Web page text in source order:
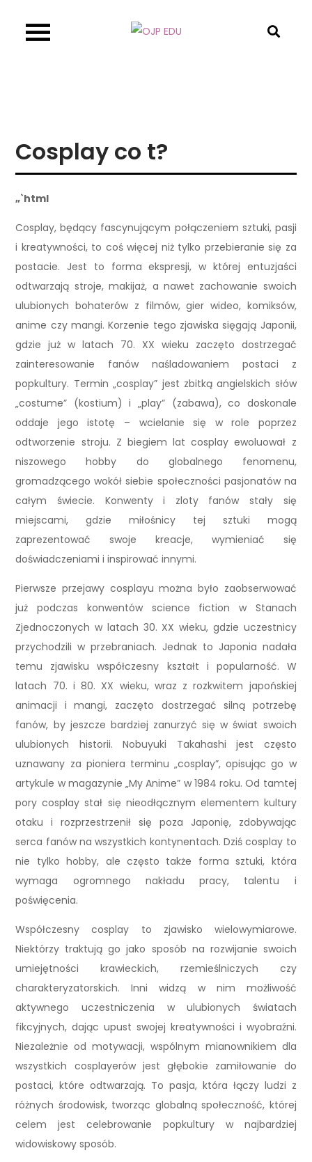
Cosplay co t?
„`html
Cosplay, będący fascynującym połączeniem sztuki, pasji
i kreatywności, to coś więcej niż tylko przebieranie się za
postacie. Jest to forma ekspresji, w której entuzjaści
odtwarzają stroje, makijaż, a nawet zachowanie swoich
ulubionych bohaterów z filmów, gier wideo, komiksów,
anime czy mangi. Korzenie tego zjawiska sięgają Japonii,
gdzie już w latach 70. XX wieku zaczęto dostrzegać
zainteresowanie fanów naśladowaniem postaci z
popkultury. Termin „cosplay” jest zbitką angielskich słów
„costume” (kostium) i „play” (zabawa), co doskonale
oddaje jego istotę – wcielanie się w role poprzez
odtworzenie stroju. Z biegiem lat cosplay ewoluował z
niszowego hobby do globalnego fenomenu,
gromadzącego wokół siebie społeczności pasjonatów na
całym świecie. Konwenty i zloty fanów stały się
miejscami, gdzie miłośnicy tej sztuki mogą
zaprezentować swoje kreacje, wymieniać się
doświadczeniami i inspirować innymi.
Pierwsze przejawy cosplayu można było zaobserwować
już podczas konwentów science fiction w Stanach
Zjednoczonych w latach 30. XX wieku, gdzie uczestnicy
przychodzili w przebraniach. Jednak to Japonia nadała
temu zjawisku współczesny kształt i popularność. W
latach 70. i 80. XX wieku, wraz z rozkwitem japońskiej
animacji i mangi, zaczęto dostrzegać silną potrzebę
fanów, by jeszcze bardziej zanurzyć się w świat swoich
ulubionych historii. Nobuyuki Takahashi jest często
uznawany za pioniera terminu „cosplay”, opisując go w
artykule w magazynie „My Anime” w 1984 roku. Od tamtej
pory cosplay stał się nieodłącznym elementem kultury
otaku i rozprzestrzenił się poza Japonię, zdobywając
serca fanów na wszystkich kontynentach. Dziś cosplay to
nie tylko hobby, ale często także forma sztuki, która
wymaga ogromnego nakładu pracy, talentu i
poświęcenia.
Współczesny cosplay to zjawisko wielowymiarowe.
Niektórzy traktują go jako sposób na rozwijanie swoich
umiejętności krawieckich, rzemieślniczych czy
charakteryzatorskich. Inni widzą w nim możliwość
aktywnego uczestniczenia w ulubionych światach
fikcyjnych, dając upust swojej kreatywności i wyobraźni.
Niezależnie od motywacji, wspólnym mianownikiem dla
wszystkich cosplayerów jest głębokie zamiłowanie do
postaci, które odtwarzają. To pasja, która łączy ludzi z
różnych środowisk, tworząc globalną społeczność, której
celem jest celebrowanie popkultury w najbardziej
widowiskowy sposób.